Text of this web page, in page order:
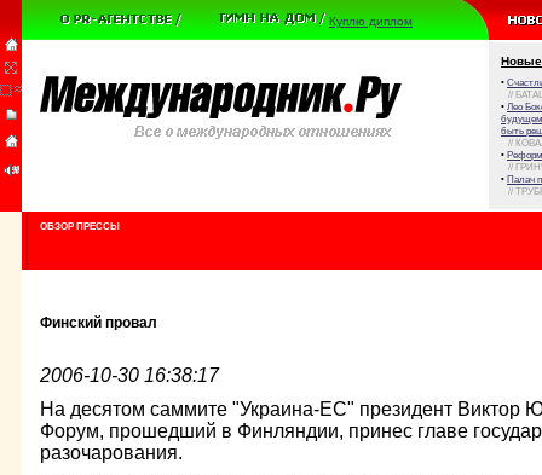
Куплю диплом
Новые
•
//
• Лео
будущем
быть
//
•
//
• Палач
//
ОБЗОР ПРЕССЫ
Финский провал
2006-10-30 16:38:17
На десятом саммите "Украина-ЕС" президент Виктор
Форум, прошедший в Финляндии, принес главе
разочарования.